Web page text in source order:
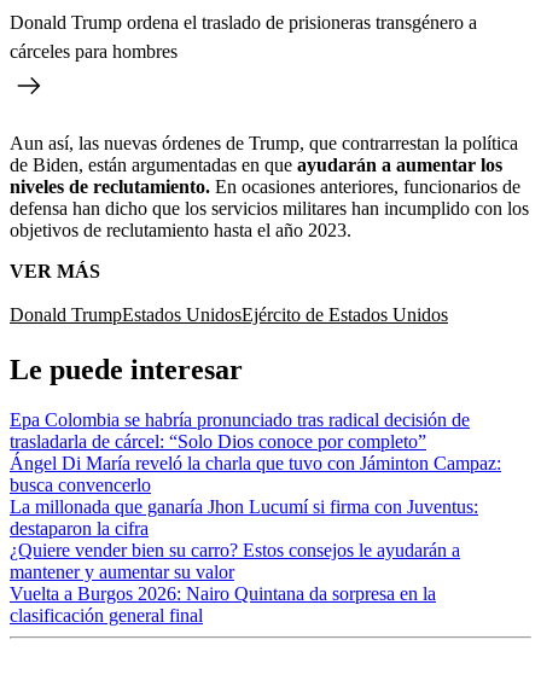
Donald Trump ordena el traslado de prisioneras transgénero a
cárceles para hombres
Aun así, las nuevas órdenes de Trump, que contrarrestan la política
de Biden, están argumentadas en que ayudarán a aumentar los
niveles de reclutamiento. En ocasiones anteriores, funcionarios de
defensa han dicho que los servicios militares han incumplido con los
objetivos de reclutamiento hasta el año 2023.
VER MÁS
Donald TrumpEstados UnidosEjército de Estados Unidos
Le puede interesar
Epa Colombia se habría pronunciado tras radical decisión de
trasladarla de cárcel: “Solo Dios conoce por completo”
Ángel Di María reveló la charla que tuvo con Jáminton Campaz:
busca convencerlo
La millonada que ganaría Jhon Lucumí si firma con Juventus:
destaparon la cifra
¿Quiere vender bien su carro? Estos consejos le ayudarán a
mantener y aumentar su valor
Vuelta a Burgos 2026: Nairo Quintana da sorpresa en la
clasificación general final